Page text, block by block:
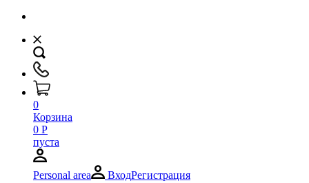
0
Корзина
0 Р
пуста
Personal area ВходРегистрация